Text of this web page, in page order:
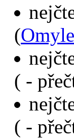
(
( -
( -